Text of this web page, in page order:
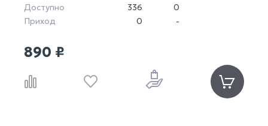
Доступно
336
0
Приход
0 -
890 ₽